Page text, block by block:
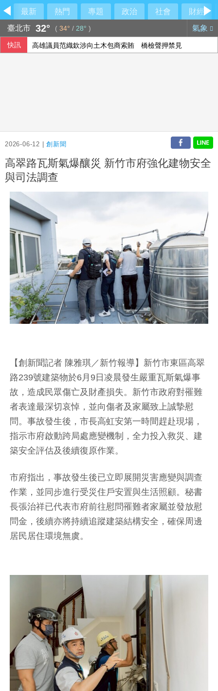
最新 熱門 專題 政治 社會
財經
臺北市 32° ( 34° / 28° ) 氣象
快訊 高雄議員范織欽涉向土木包商索賄 橋檢聲押禁見
2026-06-12 |創新聞
高翠路瓦斯氣爆釀災 新竹市府強化建物安全
與司法調查
【創新聞記者 陳雅琪／新竹報導】新竹市東區高翠
路239號建築物於6月9日凌晨發生嚴重瓦斯氣爆事
故，造成民眾傷亡及財產損失。新竹市政府對罹難
者表達最深切哀悼，並向傷者及家屬致上誠摯慰
問。事故發生後，市長高虹安第一時間趕赴現場，
指示市府啟動跨局處應變機制，全力投入救災、建
築安全評估及後續復原作業。
市府指出，事故發生後已立即展開災害應變與調查
作業，並同步進行受災住戶安置與生活照顧。秘書
長張治祥已代表市府前往慰問罹難者家屬並發放慰
問金，後續亦將持續追蹤建築結構安全，確保周邊
居民居住環境無虞。